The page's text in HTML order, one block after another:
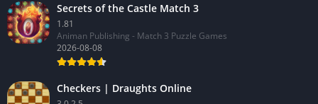
Secrets of the Castle Match 3
1.81
Animan Publishing - Match 3 Puzzle Games
2026-08-08
Checkers | Draughts Online